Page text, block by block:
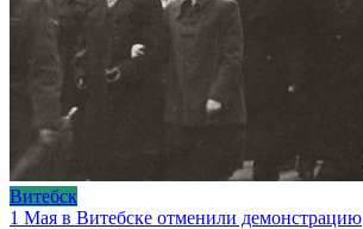
Витебск
1 Мая в Витебске отменили демонстрацию